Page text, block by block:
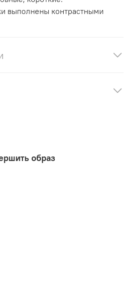
выполнены контрастными
образ